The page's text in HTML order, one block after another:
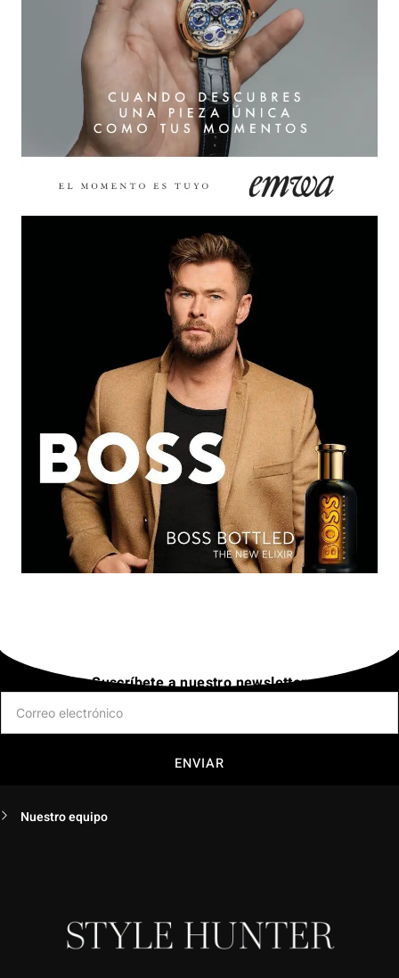
Suscríbete a nuestro newsletter
ENVIAR
Nuestro equipo